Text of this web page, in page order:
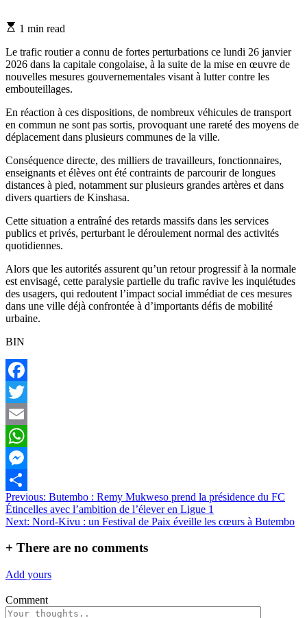
Estimated
time
1 min read
Le trafic routier a connu de fortes perturbations ce lundi 26 janvier
2026 dans la capitale congolaise, à la suite de la mise en œuvre de
nouvelles mesures gouvernementales visant à lutter contre les
embouteillages.
En réaction à ces dispositions, de nombreux véhicules de transport
en commun ne sont pas sortis, provoquant une rareté des moyens de
déplacement dans plusieurs communes de la ville.
Conséquence directe, des milliers de travailleurs, fonctionnaires,
enseignants et élèves ont été contraints de parcourir de longues
distances à pied, notamment sur plusieurs grandes artères et dans
divers quartiers de Kinshasa.
Cette situation a entraîné des retards massifs dans les services
publics et privés, perturbant le déroulement normal des activités
quotidiennes.
Alors que les autorités assurent qu’un retour progressif à la normale
est envisagé, cette paralysie partielle du trafic ravive les inquiétudes
des usagers, qui redoutent l’impact social immédiat de ces mesures
dans une ville déjà confrontée à d’importants défis de mobilité
urbaine.
BIN
Facebook
Twitter
Email
WhatsApp
Messenger
Partager
Navigation
de
Previous: Butembo : Remy Mukweso prend la présidence du FC
Étincelles avec l’ambition de l’élever en Ligue 1
Next: Nord-Kivu : un Festival de Paix éveille les cœurs à Butembo
+ There are no comments
Add yours
Comment